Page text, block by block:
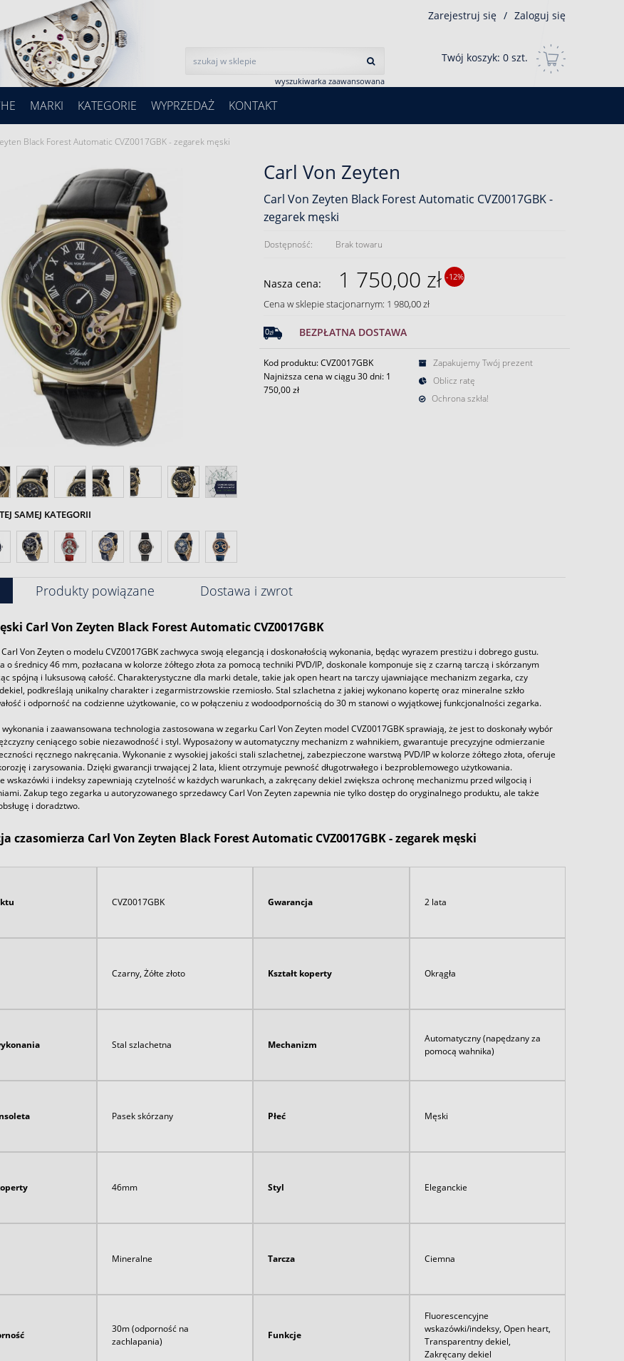
wyszukiwarka zaawansowana
Zarejestruj się / Zaloguj się
Twój koszyk: 0 szt.
MARKI KATEGORIE WYPRZEDAŻ KONTAKT
Black Forest Automatic CVZ0017GBK - zegarek męski
SAMEJ KATEGORII
Carl Von Zeyten
Carl Von Zeyten Black Forest Automatic CVZ0017GBK -
zegarek męski
Dostępność: Brak towaru
Nasza cena: 1 750,00 zł -12%
Cena w sklepie stacjonarnym: 1 980,00 zł
BEZPŁATNA DOSTAWA
Kod produktu: CVZ0017GBK
Najniższa cena w ciągu 30 dni: 1
750,00 zł
Zapakujemy Twój prezent
Oblicz ratę
Ochrona szkła!
Produkty powiązane Dostawa i zwrot
Carl Von Zeyten Black Forest Automatic CVZ0017GBK
Von Zeyten o modelu CVZ0017GBK zachwyca swoją elegancją i doskonałością wykonania, będąc wyrazem prestiżu i dobrego gustu.
o średnicy 46 mm, pozłacana w kolorze żółtego złota za pomocą techniki PVD/IP, doskonale komponuje się z czarną tarczą i skórzanym
spójną i luksusową całość. Charakterystyczne dla marki detale, takie jak open heart na tarczy ujawniające mechanizm zegarka, czy
podkreślają unikalny charakter i zegarmistrzowskie rzemiosło. Stal szlachetna z jakiej wykonano kopertę oraz mineralne szkło
i odporność na codzienne użytkowanie, co w połączeniu z wodoodpornością do 30 m stanowi o wyjątkowej funkcjonalności zegarka.
i zaawansowana technologia zastosowana w zegarku Carl Von Zeyten model CVZ0017GBK sprawiają, że jest to doskonały wybór
ceniącego sobie niezawodność i styl. Wyposażony w automatyczny mechanizm z wahnikiem, gwarantuje precyzyjne odmierzanie
ręcznego nakręcania. Wykonanie z wysokiej jakości stali szlachetnej, zabezpieczone warstwą PVD/IP w kolorze żółtego złota, oferuje
i zarysowania. Dzięki gwarancji trwającej 2 lata, klient otrzymuje pewność długotrwałego i bezproblemowego użytkowania.
wskazówki i indeksy zapewniają czytelność w każdych warunkach, a zakręcany dekiel zwiększa ochronę mechanizmu przed wilgocią i
Zakup tego zegarka u autoryzowanego sprzedawcy Carl Von Zeyten zapewnia nie tylko dostęp do oryginalnego produktu, ale także
i doradztwo.
czasomierza Carl Von Zeyten Black Forest Automatic CVZ0017GBK - zegarek męski
CVZ0017GBK Gwarancja 2 lata
Czarny, Żółte złoto Kształt koperty Okrągła
Stal szlachetna Mechanizm
Automatyczny (napędzany za
pomocą wahnika)
Pasek skórzany Płeć Męski
46mm Styl Eleganckie
Mineralne Tarcza Ciemna
30m (odporność na
zachlapania)
Funkcje
Fluorescencyjne
wskazówki/indeksy, Open heart,
Transparentny dekiel,
Zakręcany dekiel